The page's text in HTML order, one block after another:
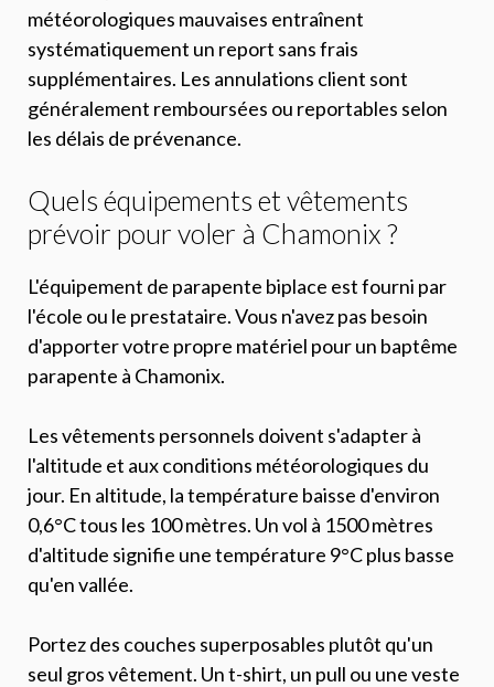
météorologiques mauvaises entraînent
systématiquement un report sans frais
supplémentaires. Les annulations client sont
généralement remboursées ou reportables selon
les délais de prévenance.
Quels équipements et vêtements
prévoir pour voler à Chamonix ?
L'équipement de parapente biplace est fourni par
l'école ou le prestataire. Vous n'avez pas besoin
d'apporter votre propre matériel pour un baptême
parapente à Chamonix.
Les vêtements personnels doivent s'adapter à
l'altitude et aux conditions météorologiques du
jour. En altitude, la température baisse d'environ
0,6°C tous les 100 mètres. Un vol à 1500 mètres
d'altitude signifie une température 9°C plus basse
qu'en vallée.
Portez des couches superposables plutôt qu'un
seul gros vêtement. Un t-shirt, un pull ou une veste